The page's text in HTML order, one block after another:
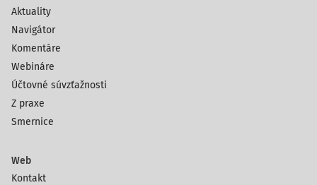
Aktuality
Navigátor
Komentáre
Webináre
Účtovné súvzťažnosti
Z praxe
Smernice
Web
Kontakt